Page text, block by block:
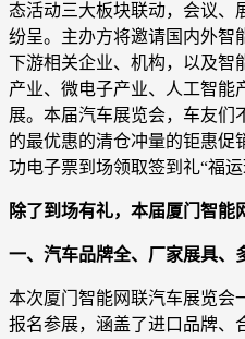
态活动三大板块联动，会议、
纷呈。主办方将邀请国内外智
下游相关企业、机构，以及智
产业、微电子产业、人工智能
展。本届汽车展览会，车友们
的最优惠的清仓冲量的钜惠促
功电子票到场领取签到礼“福
除了到场有礼，本届厦门智能
一、汽车品牌全、厂家展具、
本次厦门智能网联汽车展览会
报名参展，涵盖了进口品牌、